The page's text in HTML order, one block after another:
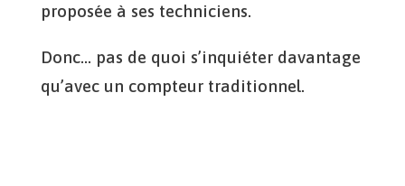
proposée à ses techniciens.
Donc… pas de quoi s’inquiéter davantage
qu’avec un compteur traditionnel.